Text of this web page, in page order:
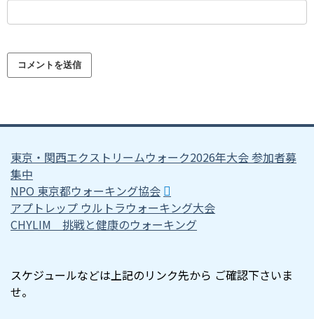
東京・関西エクストリームウォーク2026年大会 参加者募
集中
NPO 東京都ウォーキング協会
アプトレップ ウルトラウォーキング大会
CHYLIM 挑戦と健康のウォーキング
スケジュールなどは上記のリンク先から ご確認下さいま
せ。